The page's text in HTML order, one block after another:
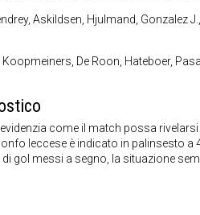
Askildsen, Hjulmand, Gonzalez
De Roon, Hateboer,
come il match possa
leccese è indicato in palinsesto a
gol messi a segno, la situazione